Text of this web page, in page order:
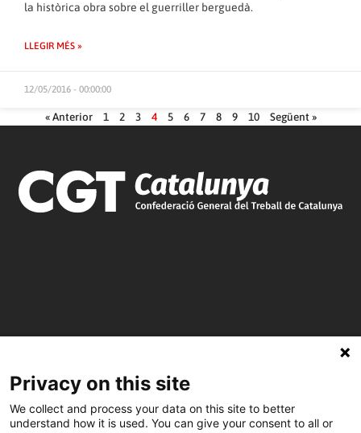
la històrica obra sobre el guerriller berguedà.
LLEGIR MÉS »
12/05/2016 - 00:00:00
« Anterior 1 2 3 4 5 6 7 8 9 10 Següent »
C/ Burgos 59, Baixos – 08014 Barcelona
spccc@spcgtcatalunya.cat
Privacy on this site
We collect and process your data on this site to better
understand how it is used. You can give your consent to all or